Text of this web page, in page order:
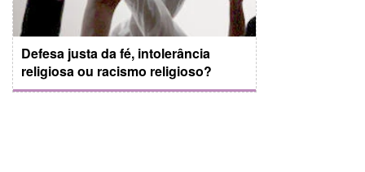
Defesa justa da fé, intolerância
religiosa ou racismo religioso?